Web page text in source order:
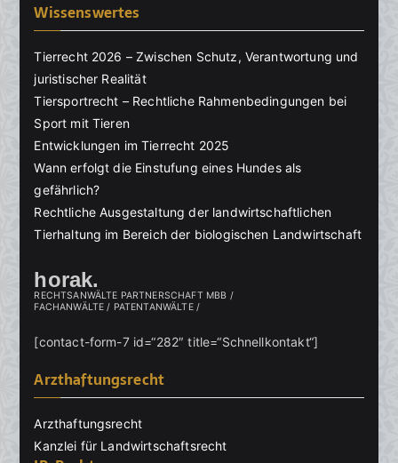
Wissenswertes
Tierrecht 2026 – Zwischen Schutz, Verantwortung und
juristischer Realität
Tiersportrecht – Rechtliche Rahmenbedingungen bei
Sport mit Tieren
Entwicklungen im Tierrecht 2025
Wann erfolgt die Einstufung eines Hundes als
gefährlich?
Rechtliche Ausgestaltung der landwirtschaftlichen
Tierhaltung im Bereich der biologischen Landwirtschaft
horak.
RECHTSANWÄLTE PARTNERSCHAFT MBB /
FACHANWÄLTE / PATENTANWÄLTE /
[contact-form-7 id=“282″ title=“Schnellkontakt“]
Arzthaftungsrecht
Arzthaftungsrecht
Kanzlei für Landwirtschaftsrecht